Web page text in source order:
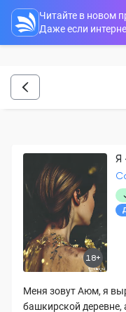
Читайте в новом
Даже если
18+
Я
Меня зовут Аюм, я
башкирской деревне,